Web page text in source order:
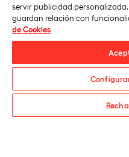
Fundación
servir publicidad
guardan relación con
de Cookies